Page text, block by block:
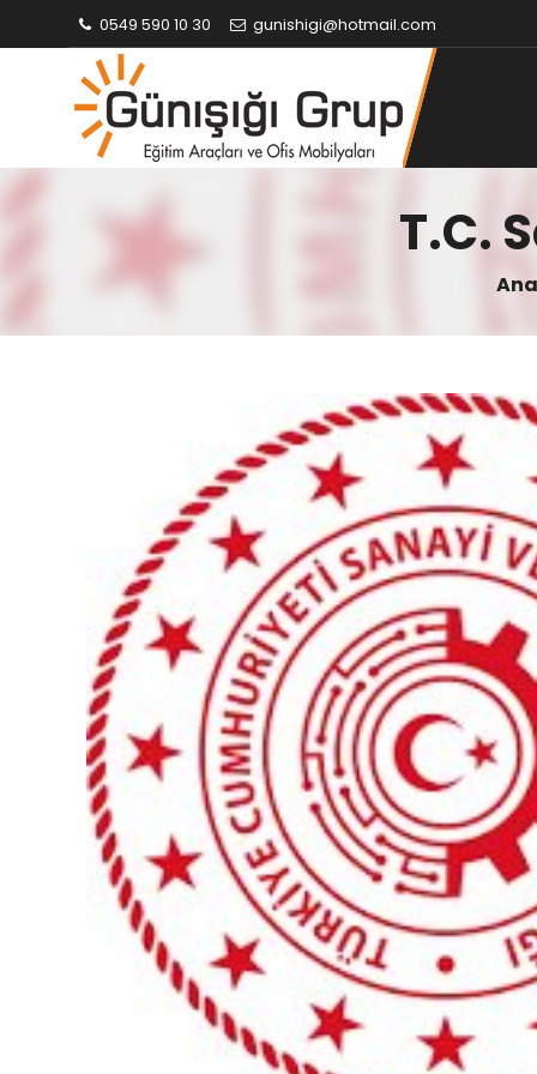
0549 590 10 30 gunishigi@hotmail.com
T.C.